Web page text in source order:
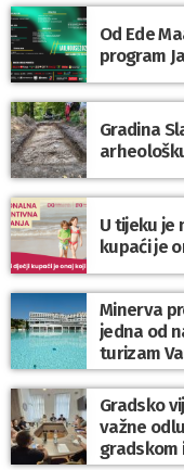
Od Ede
program
Gradina
U tijeku je
kupaći je
Minerva
jedna od
turizam
Gradsko
važne
gradskom